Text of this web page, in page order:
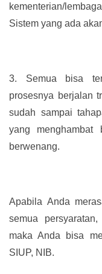
kementerian/
Sistem yang ada
3.
Semua bisa
prosesnya berjalan
sudah sampai
yang
berwenang.
Apabila Anda
semua
maka Anda bisa
SIUP, NIB.